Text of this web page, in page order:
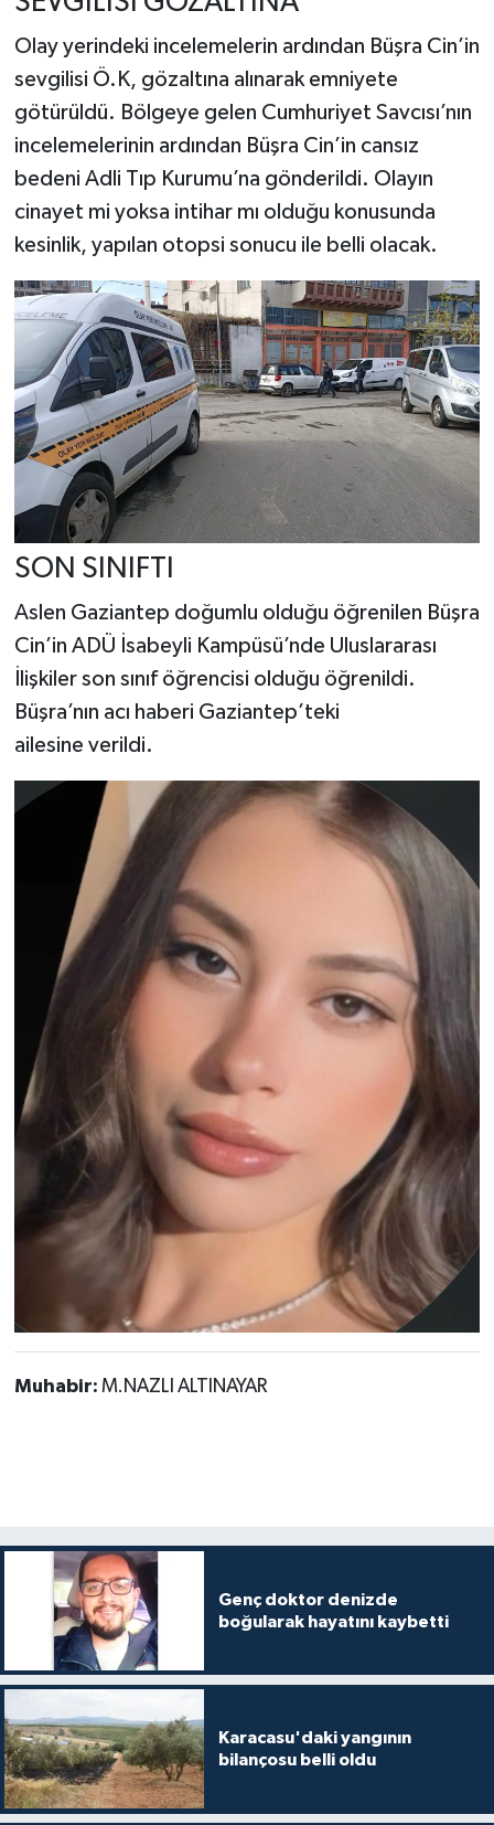
Olay yerindeki incelemelerin ardından Büşra Cin’in
sevgilisi Ö.K, gözaltına alınarak emniyete
götürüldü. Bölgeye gelen Cumhuriyet Savcısı’nın
incelemelerinin ardından Büşra Cin’in cansız
bedeni Adli Tıp Kurumu’na gönderildi. Olayın
cinayet mi yoksa intihar mı olduğu konusunda
kesinlik, yapılan otopsi sonucu ile belli olacak.
SON SINIFTI
Aslen Gaziantep doğumlu olduğu öğrenilen Büşra
Cin’in ADÜ İsabeyli Kampüsü’nde Uluslararası
İlişkiler son sınıf öğrencisi olduğu öğrenildi.
Büşra’nın acı haberi Gaziantep’teki
ailesine verildi.
Muhabir: M.NAZLI ALTINAYAR
Genç doktor denizde
boğularak hayatını kaybetti
Karacasu'daki yangının
bilançosu belli oldu